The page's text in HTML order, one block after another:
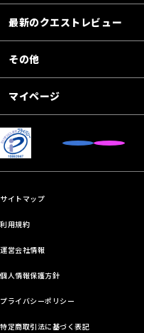
最新のクエストレビュー
その他
マイページ
サイトマップ
利用規約
運営会社情報
個人情報保護方針
プライバシーポリシー
特定商取引法に基づく表記